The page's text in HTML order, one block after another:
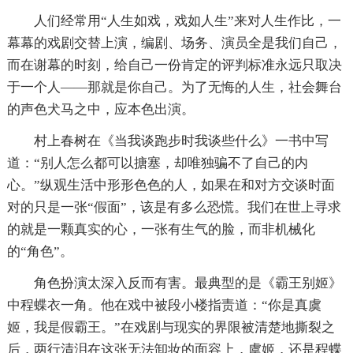
人们经常用“人生如戏，戏如人生”来对人生作比，一
幕幕的戏剧交替上演，编剧、场务、演员全是我们自己，
而在谢幕的时刻，给自己一份肯定的评判标准永远只取决
于一个人——那就是你自己。为了无悔的人生，社会舞台
的声色犬马之中，应本色出演。
村上春树在《当我谈跑步时我谈些什么》一书中写
道：“别人怎么都可以搪塞，却唯独骗不了自己的内
心。”纵观生活中形形色色的人，如果在和对方交谈时面
对的只是一张“假面”，该是有多么恐慌。我们在世上寻求
的就是一颗真实的心，一张有生气的脸，而非机械化
的“角色”。
角色扮演太深入反而有害。最典型的是《霸王别姬》
中程蝶衣一角。他在戏中被段小楼指责道：“你是真虞
姬，我是假霸王。”在戏剧与现实的界限被清楚地撕裂之
后，两行清泪在这张无法卸妆的面容上，虞姬，还是程蝶